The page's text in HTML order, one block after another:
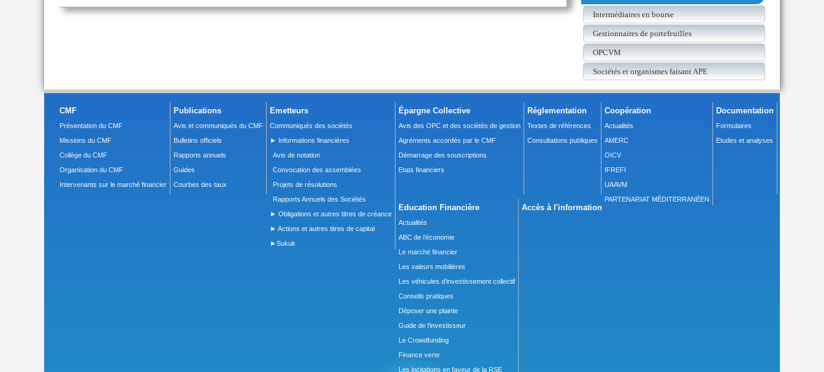
Intermédiaires en bourse
Gestionnaires de portefeuilles
OPCVM
Sociétés et organismes faisant APE
CMF
Présentation du CMF
Missions du CMF
Collège du CMF
Organisation du CMF
Intervenants sur le marché financier
Publications
Avis et communiqués du CMF
Bulletins officiels
Rapports annuels
Guides
Courbes des taux
Emetteurs
Communiqués des sociétés
► Informations financières
Avis de notation
Convocation des assemblées
Projets de résolutions
Rapports Annuels des Sociétés
► Obligations et autres titres de créance
► Actions et autres titres de capital
►Sukuk
Épargne Collective
Avis des OPC et des sociétés de gestion
Agréments accordés par le CMF
Démarrage des souscriptions
Etats financiers
Réglementation
Textes de références
Consultations publiques
Coopération
Actualités
AMERC
OICV
IFREFI
UAAVM
PARTENARIAT MÉDITERRANÉEN
Documentation
Formulaires
Etudes et analyses
Education Financière
Actualités
ABC de l’économie
Le marché financier
Les valeurs mobilières
Les véhicules d’investissement collectif
Conseils pratiques
Déposer une plainte
Guide de l’investisseur
Le Crowdfunding
Finance verte
Les incitations en faveur de la RSE
Accès à l'information